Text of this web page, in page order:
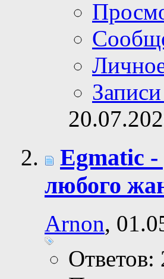
Egmatic -
любого
Arnon,
Ответов: